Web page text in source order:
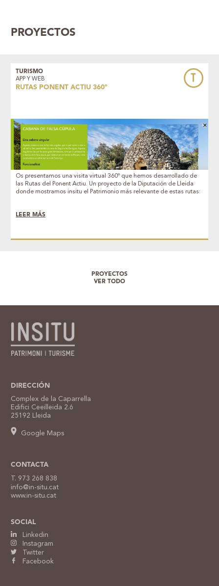
PROYECTOS
T
TURISMO
APP Y WEB
RUTAS PONENT ACTIU 360º
Os presentamos una visita virtual 360º que hemos desarrollado de
las Rutas del Ponent Actiu. Un proyecto de la Diputación de Lleida
donde mostramos insitu el Patrimonio más relevante de estas rutas:
LEER MÁS
PROYECTOS
VER TODO
DIRECCIÓN
Complex de la Caparrella
Edifici Ceeilleida 2.6
25192 Lleida
Google Maps
CONTACTA
T. 973 268 838
info@in-situ.cat
www.in-situ.cat
SOCIAL
Linkedin
Instagram
Twitter
Facebook